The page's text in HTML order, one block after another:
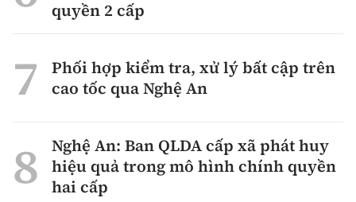
quyền 2 cấp
Phối hợp kiểm tra, xử lý bất cập trên
cao tốc qua Nghệ An
Nghệ An: Ban QLDA cấp xã phát huy
hiệu quả trong mô hình chính quyền
hai cấp